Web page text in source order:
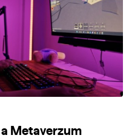
a Metaverzum